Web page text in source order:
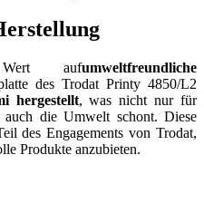
aufumweltfreundliche
des Trodat Printy 4850/L2
hergestellt, was nicht nur für
auch die Umwelt schont. Diese
des Engagements von Trodat,
Produkte anzubieten.